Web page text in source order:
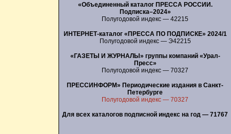
«Объединенный каталог ПРЕССА РОССИИ.
Подписка–2024»
Полугодовой индекс — 42215
ИНТЕРНЕТ-каталог «ПРЕССА ПО ПОДПИСКЕ» 2024/1
Полугодовой индекс — Э42215
«ГАЗЕТЫ И ЖУРНАЛЫ» группы компаний «Урал-
Пресс»
Полугодовой индекс — 70327
ПРЕССИНФОРМ» Периодические издания в Санкт-
Петербурге
Полугодовой индекс — 70327
Для всех каталогов подписной индекс на год — 71767